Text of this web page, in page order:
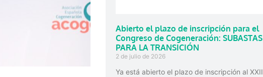
Abierto el plazo de inscripción para el
Congreso de Cogeneración: SUBASTAS
PARA LA TRANSICIÓN
2 de julio de 2026
Ya está abierto el plazo de inscripción al XXII